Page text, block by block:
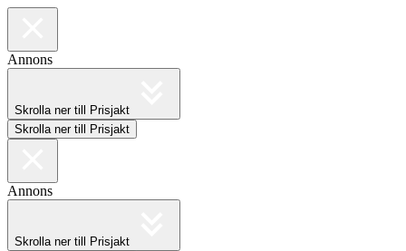
Annons
Skrolla ner till Prisjakt
Skrolla ner till Prisjakt
Annons
Skrolla ner till Prisjakt